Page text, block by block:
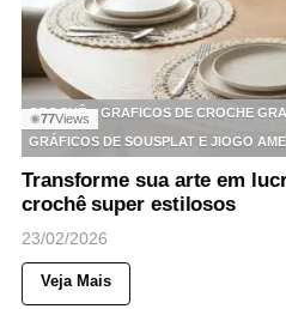
◉77Views
CROCHÊ
GRAFICOS DE CROCHE
GRÁFICOS DE SOUSPLAT E JIOGO
Transforme sua arte em
crochê super estilosos
23/02/2026
Veja Mais